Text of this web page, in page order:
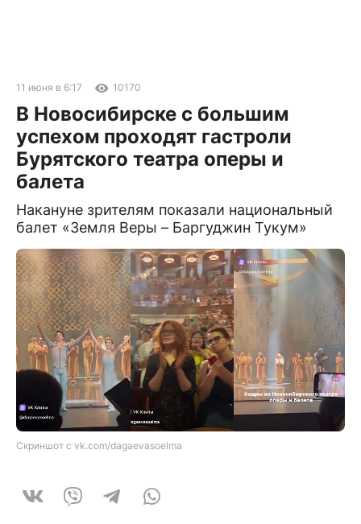
11 июня в 6:17 10170
В Новосибирске с большим
успехом проходят гастроли
Бурятского театра оперы и
балета
Накануне зрителям показали национальный
балет «Земля Веры – Баргуджин Тукум»
Скриншот с vk.com/dagaevasoelma